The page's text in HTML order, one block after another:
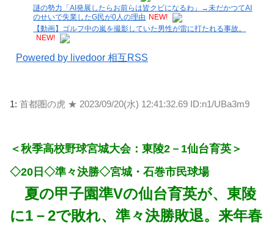
謎の勢力「AI発展したらお前らは皆クビになるわ」→未だかつてAI
のせいで失業したG民が0人の理由 NEW!
【動画】ゴルフ中の嵐を撮影していた男性が雷に打たれる事故。
NEW!
Powered by livedoor 相互RSS
1: 首都圏の虎 ★ 2023/09/20(水) 12:41:32.69 ID:n1/UBa3m9
＜秋季高校野球宮城大会：東陵2－1仙台育英＞
◇20日◇準々決勝◇宮城・石巻市民球場
夏の甲子園準Vの仙台育英が、東陵
に1－2で敗れ、準々決勝敗退。来年春